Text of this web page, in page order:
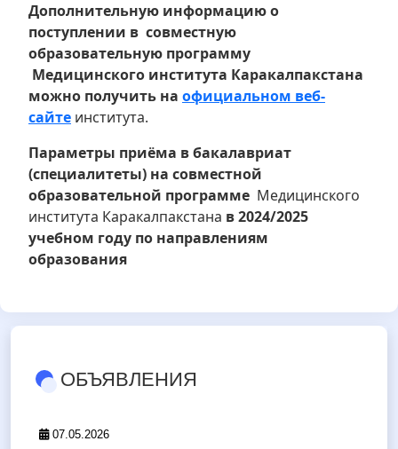
Дополнительную информацию о
поступлении в совместную
образовательную программу
Медицинского института Каракалпакстана
можно получить на официальном веб-
сайте института.
Параметры приёма в бакалавриат
(специалитеты) на совместной
образовательной программе Медицинского
института Каракалпакстана в 2024/2025
учебном году по направлениям
образования
ОБЪЯВЛЕНИЯ
07.05.2026